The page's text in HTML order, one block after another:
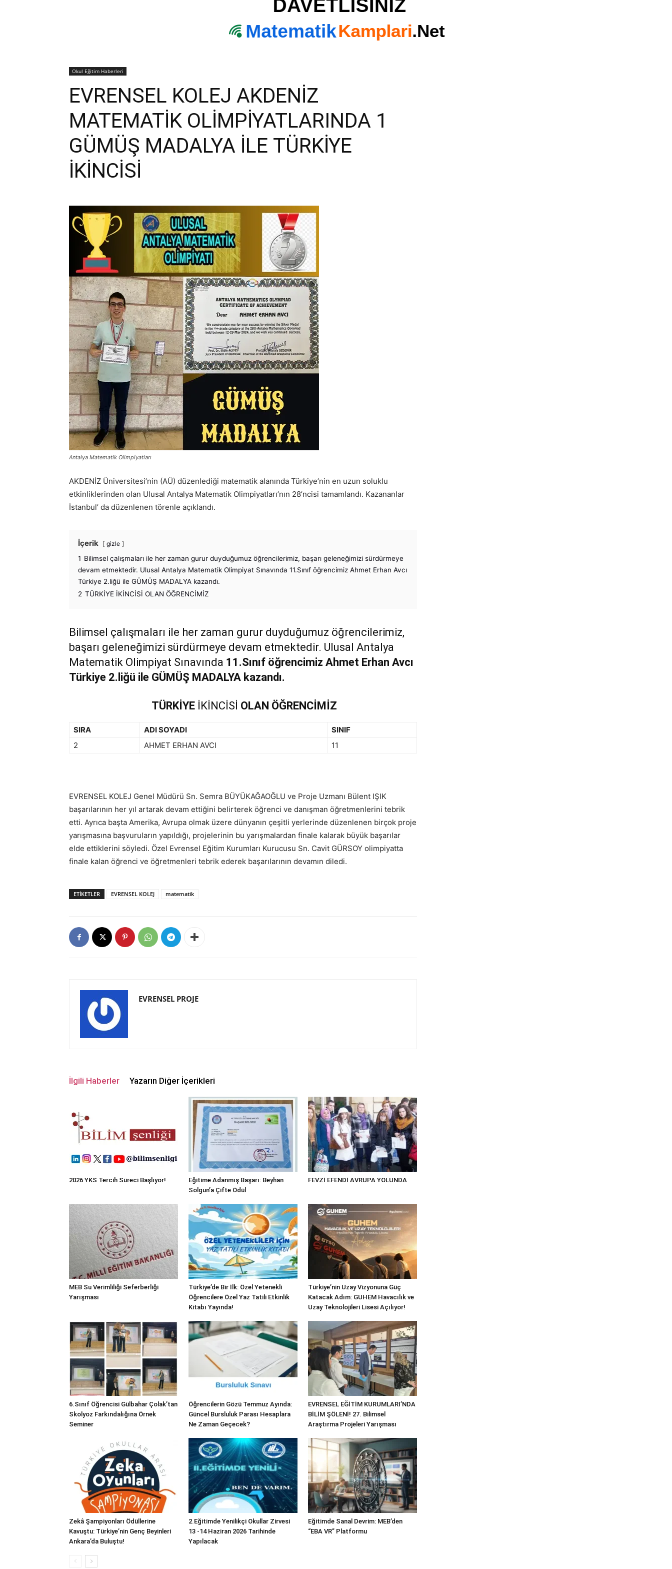
Okul Eğitim Haberleri
EVRENSEL KOLEJ AKDENİZ
MATEMATİK OLİMPİYATLARINDA 1
GÜMÜŞ MADALYA İLE TÜRKİYE
İKİNCİSİ
Antalya Matematik Olimpiyatları
AKDENİZ Üniversitesi’nin (AÜ) düzenlediği matematik alanında Türkiye’nin en uzun soluklu
etkinliklerinden olan Ulusal Antalya Matematik Olimpiyatları’nın 28’ncisi tamamlandı. Kazananlar
İstanbul’ da düzenlenen törenle açıklandı.
İçerik gizle
1 Bilimsel çalışmaları ile her zaman gurur duyduğumuz öğrencilerimiz, başarı geleneğimizi sürdürmeye
devam etmektedir. Ulusal Antalya Matematik Olimpiyat Sınavında 11.Sınıf öğrencimiz Ahmet Erhan Avcı
Türkiye 2.liğü ile GÜMÜŞ MADALYA kazandı.
2 TÜRKİYE İKİNCİSİ OLAN ÖĞRENCİMİZ
Bilimsel çalışmaları ile her zaman gurur duyduğumuz öğrencilerimiz,
başarı geleneğimizi sürdürmeye devam etmektedir. Ulusal Antalya
Matematik Olimpiyat Sınavında 11.Sınıf öğrencimiz Ahmet Erhan Avcı
Türkiye 2.liğü ile GÜMÜŞ MADALYA kazandı.
TÜRKİYE İKİNCİSİ OLAN ÖĞRENCİMİZ
SIRA ADI SOYADI
SINIF
2
AHMET ERHAN AVCI 11
EVRENSEL KOLEJ Genel Müdürü Sn. Semra BÜYÜKAĞAOĞLU ve Proje Uzmanı Bülent IŞIK
başarılarının her yıl artarak devam ettiğini belirterek öğrenci ve danışman öğretmenlerini tebrik
etti. Ayrıca başta Amerika, Avrupa olmak üzere dünyanın çeşitli yerlerinde düzenlenen birçok proje
yarışmasına başvuruların yapıldığı, projelerinin bu yarışmalardan finale kalarak büyük başarılar
elde ettiklerini söyledi. Özel Evrensel Eğitim Kurumları Kurucusu Sn. Cavit GÜRSOY olimpiyatta
finale kalan öğrenci ve öğretmenleri tebrik ederek başarılarının devamın diledi.
ETIKETLER EVRENSEL KOLEJ matematik
EVRENSEL PROJE
İlgili Haberler Yazarın Diğer İçerikleri
2026 YKS Tercih Süreci Başlıyor!
Eğitime Adanmış Başarı: Beyhan
Solgun’a Çifte Ödül
FEVZİ EFENDİ AVRUPA YOLUNDA
MEB Su Verimliliği Seferberliği
Yarışması
Türkiye’de Bir İlk: Özel Yetenekli
Öğrencilere Özel Yaz Tatili Etkinlik
Kitabı Yayında!
Türkiye’nin Uzay Vizyonuna Güç
Katacak Adım: GUHEM Havacılık ve
Uzay Teknolojileri Lisesi Açılıyor!
6.Sınıf Öğrencisi Gülbahar Çolak’tan
Skolyoz Farkındalığına Örnek
Seminer
Öğrencilerin Gözü Temmuz Ayında:
Güncel Bursluluk Parası Hesaplara
Ne Zaman Geçecek?
EVRENSEL EĞİTİM KURUMLARI’NDA
BİLİM ŞÖLENİ! 27. Bilimsel
Araştırma Projeleri Yarışması
Zekâ Şampiyonları Ödüllerine
Kavuştu: Türkiye’nin Genç Beyinleri
Ankara’da Buluştu!
2.Eğitimde Yenilikçi Okullar Zirvesi
13 -14 Haziran 2026 Tarihinde
Yapılacak
Eğitimde Sanal Devrim: MEB’den
“EBA VR” Platformu